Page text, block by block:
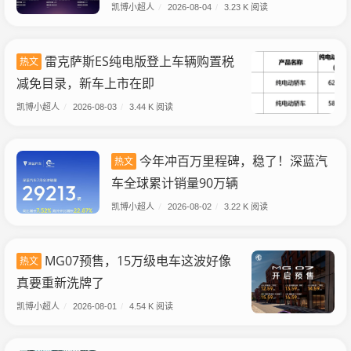
凯博小超人 2026-08-04 3.23 K 阅读
热文 雷克萨斯ES纯电版登上车辆购置税
减免目录，新车上市在即
凯博小超人 2026-08-03 3.44 K 阅读
热文 今年冲百万里程碑，稳了！深蓝汽
车全球累计销量90万辆
凯博小超人 2026-08-02 3.22 K 阅读
热文 MG07预售，15万级电车这波好像
真要重新洗牌了
凯博小超人 2026-08-01 4.54 K 阅读